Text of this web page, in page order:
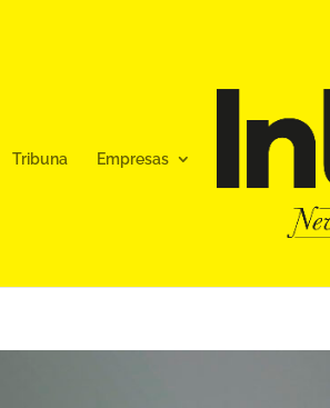
Tribuna Empresas